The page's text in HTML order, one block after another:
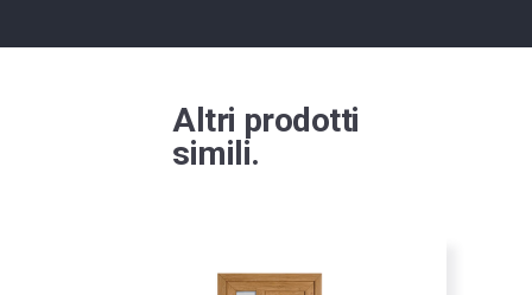
Altri prodotti
simili.